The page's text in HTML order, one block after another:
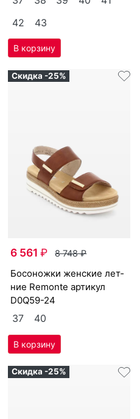
42
43
Скидка -25%
6 561₽ 8 748₽
бо­сонож­ки женс­кие лет­
ние Re­mon­te артикул
D0Q59-24
37 40
Скидка -25%